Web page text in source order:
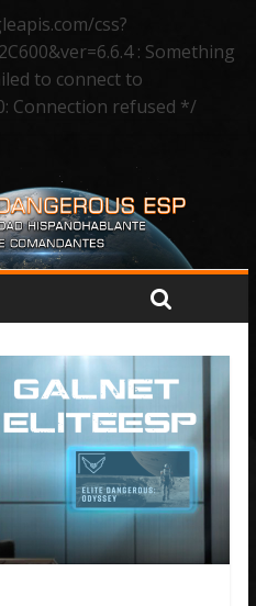
css?
: Something
to connect to
Connection refused */